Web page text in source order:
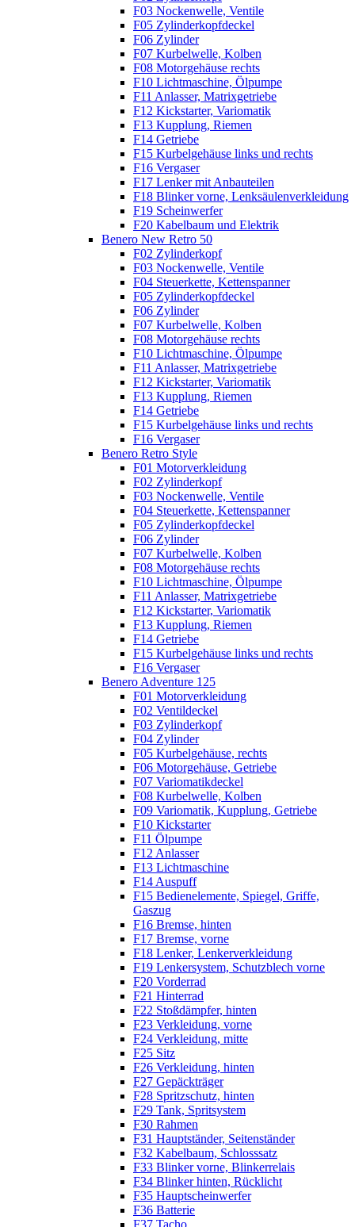
F03 Nockenwelle, Ventile
F05 Zylinderkopfdeckel
F06 Zylinder
F07 Kurbelwelle, Kolben
F08 Motorgehäuse rechts
F10 Lichtmaschine, Ölpumpe
F11 Anlasser, Matrixgetriebe
F12 Kickstarter, Variomatik
F13 Kupplung, Riemen
F14 Getriebe
F15 Kurbelgehäuse links und rechts
F16 Vergaser
F17 Lenker mit Anbauteilen
F18 Blinker vorne, Lenksäulenverkleidung
F19 Scheinwerfer
F20 Kabelbaum und Elektrik
Benero New Retro 50
F02 Zylinderkopf
F03 Nockenwelle, Ventile
F04 Steuerkette, Kettenspanner
F05 Zylinderkopfdeckel
F06 Zylinder
F07 Kurbelwelle, Kolben
F08 Motorgehäuse rechts
F10 Lichtmaschine, Ölpumpe
F11 Anlasser, Matrixgetriebe
F12 Kickstarter, Variomatik
F13 Kupplung, Riemen
F14 Getriebe
F15 Kurbelgehäuse links und rechts
F16 Vergaser
Benero Retro Style
F01 Motorverkleidung
F02 Zylinderkopf
F03 Nockenwelle, Ventile
F04 Steuerkette, Kettenspanner
F05 Zylinderkopfdeckel
F06 Zylinder
F07 Kurbelwelle, Kolben
F08 Motorgehäuse rechts
F10 Lichtmaschine, Ölpumpe
F11 Anlasser, Matrixgetriebe
F12 Kickstarter, Variomatik
F13 Kupplung, Riemen
F14 Getriebe
F15 Kurbelgehäuse links und rechts
F16 Vergaser
Benero Adventure 125
F01 Motorverkleidung
F02 Ventildeckel
F03 Zylinderkopf
F04 Zylinder
F05 Kurbelgehäuse, rechts
F06 Motorgehäuse, Getriebe
F07 Variomatikdeckel
F08 Kurbelwelle, Kolben
F09 Variomatik, Kupplung, Getriebe
F10 Kickstarter
F11 Ölpumpe
F12 Anlasser
F13 Lichtmaschine
F14 Auspuff
F15 Bedienelemente, Spiegel, Griffe,
Gaszug
F16 Bremse, hinten
F17 Bremse, vorne
F18 Lenker, Lenkerverkleidung
F19 Lenkersystem, Schutzblech vorne
F20 Vorderrad
F21 Hinterrad
F22 Stoßdämpfer, hinten
F23 Verkleidung, vorne
F24 Verkleidung, mitte
F25 Sitz
F26 Verkleidung, hinten
F27 Gepäckträger
F28 Spritzschutz, hinten
F29 Tank, Spritsystem
F30 Rahmen
F31 Hauptständer, Seitenständer
F32 Kabelbaum, Schlosssatz
F33 Blinker vorne, Blinkerrelais
F34 Blinker hinten, Rücklicht
F35 Hauptscheinwerfer
F36 Batterie
F37 Tacho